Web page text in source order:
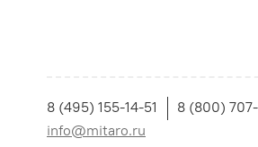
8 (495) 155-14-51
8 (800)
info@mitaro.ru